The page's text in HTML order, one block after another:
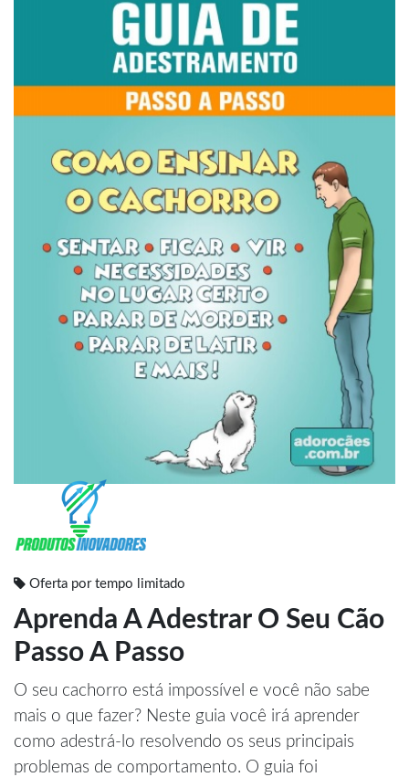
Oferta por tempo limitado
Aprenda A Adestrar O Seu Cão
Passo A Passo
O seu cachorro está impossível e você não sabe
mais o que fazer? Neste guia você irá aprender
como adestrá-lo resolvendo os seus principais
problemas de comportamento. O guia foi